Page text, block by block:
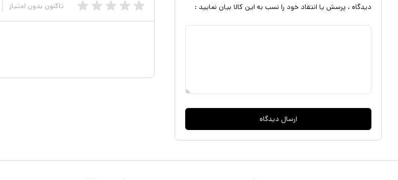
دیدگاه ، پرسش یا انتقاد خود را نسب به این کالا بیان نمایید :
ارسال دیدگاه
تاکنون بدون امتیاز